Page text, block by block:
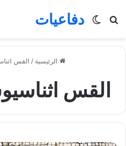
دفاعيات
بحث
الوضع
الرئيسية / القس
القس